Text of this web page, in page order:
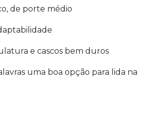
de porte médio
e cascos bem duros
uma boa opção para lida na